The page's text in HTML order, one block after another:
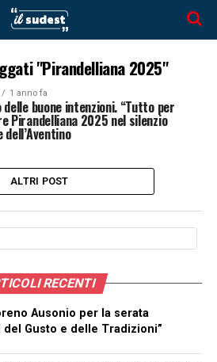
"Pirandelliana 2025"
1 anno fa
delle buone intenzioni. “Tutto per
Pirandelliana 2025 nel silenzio
dell’Aventino
ALTRI POST
RECENTI
Ausonio per la serata
Gusto e delle Tradizioni”